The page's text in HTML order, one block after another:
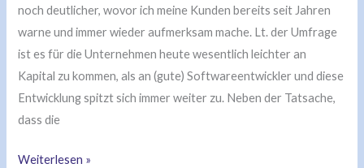
noch deutlicher, wovor ich meine Kunden bereits seit Jahren
warne und immer wieder aufmerksam mache. Lt. der Umfrage
ist es für die Unternehmen heute wesentlich leichter an
Kapital zu kommen, als an (gute) Softwareentwickler und diese
Entwicklung spitzt sich immer weiter zu. Neben der Tatsache,
dass die
Weiterlesen »